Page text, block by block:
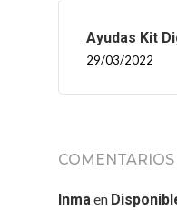
Ayudas Kit
29/03/2022
Inmaen